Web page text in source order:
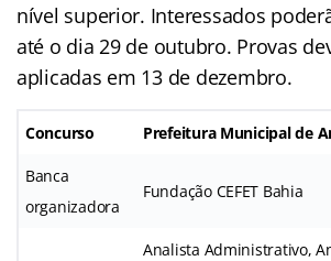
nível superior. Interessados
até o dia 29 de outubro. Provas
aplicadas em 13 de dezembro.
Concurso Prefeitura Municipal de
Banca
organizadora
Fundação CEFET Bahia
Analista Administrativo,